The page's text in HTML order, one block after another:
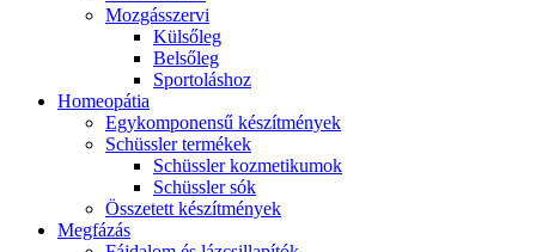
Mozgásszervi
Külsőleg
Belsőleg
Sportoláshoz
Homeopátia
Egykomponensű készítmények
Schüssler termékek
Schüssler kozmetikumok
Schüssler sók
Összetett készítmények
Megfázás